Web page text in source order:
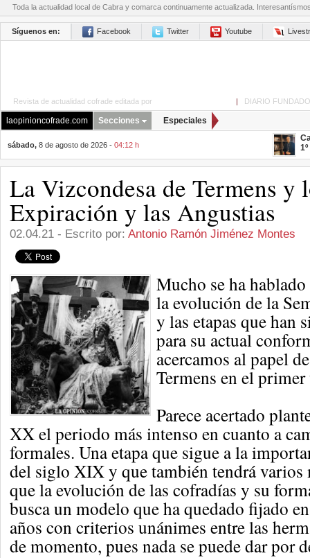
Toda la actualidad local de Cabra y comarca continuamente actualizada.
Síguenos en: Facebook Twitter Youtube
Revista de actualidad cofrade editada por | DIARIO
laopinioncofrade.com Secciones Especiales
sábado, 8 de agosto de 2026 - 04:12 h
La Vizcondesa de Termens y
Expiración y las Angustias
02.04.21 - Escrito por: Antonio Ramón Jiménez Montes
Mucho se ha
la evolución de la
y las etapas que han
para su actual
acercamos al papel
Termens en el
Parece acertado
XX el periodo más intenso en cuanto a
formales. Una etapa que sigue a la
del siglo XIX y que también tendrá varios
que la evolución de las cofradías y su
busca un modelo que ha quedado fijado
años con criterios unánimes entre las
de momento, pues nada se puede dar por